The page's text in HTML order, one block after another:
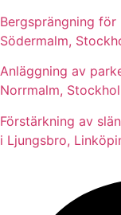
Bergsprängning
Södermalm,
Anläggning av
Norrmalm,
Förstärkning av
i Ljungsbro,